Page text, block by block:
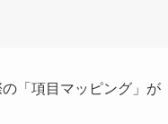
「項目マッピング」が